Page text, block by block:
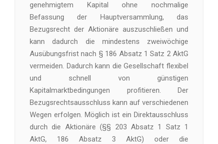
genehmigtem Kapital ohne nochmalige
Befassung der Hauptversammlung, das
Bezugsrecht der Aktionäre auszuschließen und
kann dadurch die mindestens zweiwöchige
Ausübungsfrist nach § 186 Absatz 1 Satz 2 AktG
vermeiden. Dadurch kann die Gesellschaft flexibel
und schnell von günstigen
Kapitalmarktbedingungen profitieren. Der
Bezugsrechtsausschluss kann auf verschiedenen
Wegen erfolgen. Möglich ist ein Direktausschluss
durch die Aktionäre (§§ 203 Absatz 1 Satz 1
AktG, 186 Absatz 3 AktG) oder die